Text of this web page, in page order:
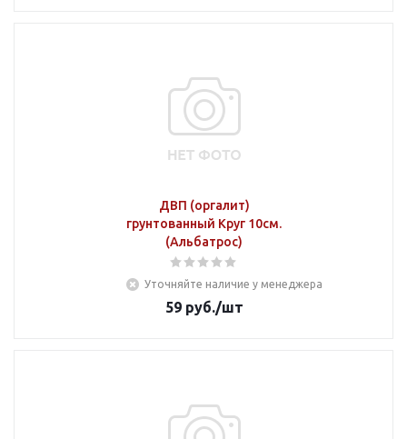
ДВП (оргалит)
грунтованный Круг 10см.
(Альбатрос)
Уточняйте наличие у менеджера
59руб./шт